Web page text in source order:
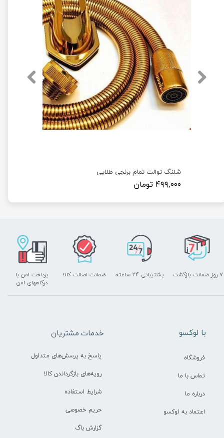
شلنگ توالت تمام برنجی طلایی
۴۹۹,۰۰۰ تومان
پشتیبانی ۲۴ ساعته
پرداخت امن با
درگاههای امن
۷ روز ضمانت بازگشت ضمانت اصالت کالا
خدمات مشتریان
پاسخ به پرسش‌های متداول
رویه‌های بازگرداندن کالا
شرایط استفاده
حریم خصوصی
گزارش باگ
​با لوکسو
فروشگاه
تماس با ما
درباره ما
اعتماد به لوکسو